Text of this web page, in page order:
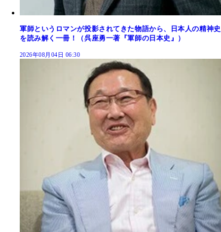
軍師というロマンが投影されてきた物語から、日本人の精神史
を読み解く一冊！（呉座勇一著『軍師の日本史』）
2026年08月04日 06:30